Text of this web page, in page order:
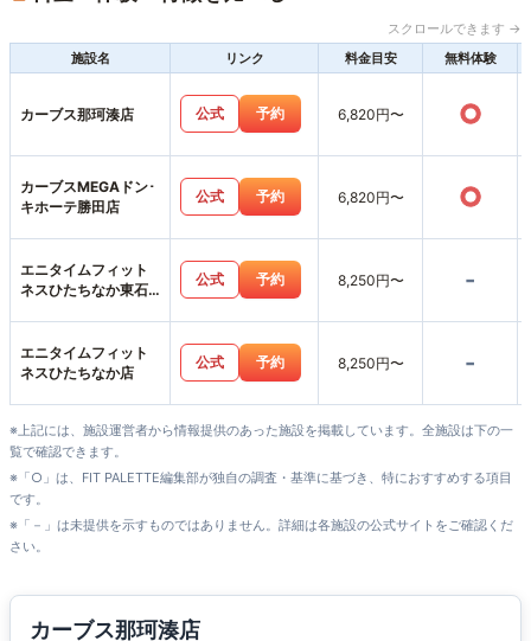
スクロールできます →
施設名
リンク 料金目安 無料体験
カーブス那珂湊店 公式 予約 6,820円〜 ○
カーブスMEGAドン･
キホーテ勝田店
公式 予約 6,820円〜 ○
エニタイムフィット
ネスひたちなか東石
公式 予約 8,250円〜 -
エニタイムフィット
ネスひたちなか店
公式 予約 8,250円〜 -
※上記には、施設運営者から情報提供のあった施設を掲載しています。全施設は下の一
覧で確認できます。
※「○」は、FIT PALETTE編集部が独自の調査・基準に基づき、特におすすめする項目
です。
※「－」は未提供を示すものではありません。詳細は各施設の公式サイトをご確認くだ
さい。
カーブス那珂湊店